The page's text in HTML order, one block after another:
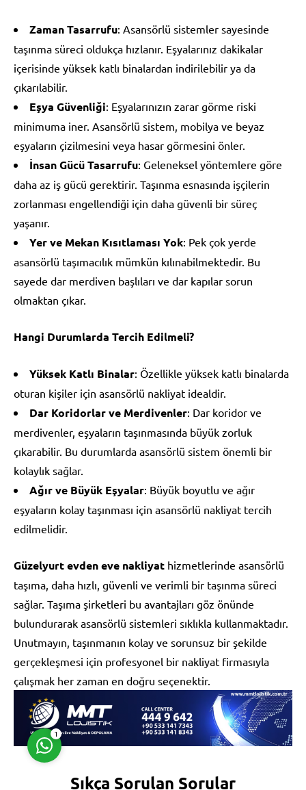
Zaman Tasarrufu: Asansörlü sistemler sayesinde
taşınma süreci oldukça hızlanır. Eşyalarınız dakikalar
içerisinde yüksek katlı binalardan indirilebilir ya da
çıkarılabilir.
Eşya Güvenliği: Eşyalarınızın zarar görme riski
minimuma iner. Asansörlü sistem, mobilya ve beyaz
eşyaların çizilmesini veya hasar görmesini önler.
İnsan Gücü Tasarrufu: Geleneksel yöntemlere göre
daha az iş gücü gerektirir. Taşınma esnasında işçilerin
zorlanması engellendiği için daha güvenli bir süreç
yaşanır.
Yer ve Mekan Kısıtlaması Yok: Pek çok yerde
asansörlü taşımacılık mümkün kılınabilmektedir. Bu
sayede dar merdiven başlıları ve dar kapılar sorun
olmaktan çıkar.
Hangi Durumlarda Tercih Edilmeli?
Yüksek Katlı Binalar: Özellikle yüksek katlı binalarda
oturan kişiler için asansörlü nakliyat idealdir.
Dar Koridorlar ve Merdivenler: Dar koridor ve
merdivenler, eşyaların taşınmasında büyük zorluk
çıkarabilir. Bu durumlarda asansörlü sistem önemli bir
kolaylık sağlar.
Ağır ve Büyük Eşyalar: Büyük boyutlu ve ağır
eşyaların kolay taşınması için asansörlü nakliyat tercih
edilmelidir.
Güzelyurt evden eve nakliyat hizmetlerinde asansörlü
taşıma, daha hızlı, güvenli ve verimli bir taşınma süreci
sağlar. Taşıma şirketleri bu avantajları göz önünde
bulundurarak asansörlü sistemleri sıklıkla kullanmaktadır.
Unutmayın, taşınmanın kolay ve sorunsuz bir şekilde
gerçekleşmesi için profesyonel bir nakliyat firmasıyla
çalışmak her zaman en doğru seçenektir.
Sıkça Sorulan Sorular
Müşteri Temsilcisi
Cevap Yaz
1